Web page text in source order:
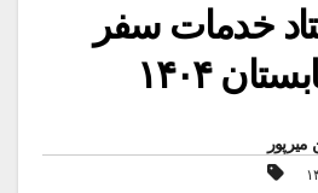
خدمات سفر
۱۴۰۴